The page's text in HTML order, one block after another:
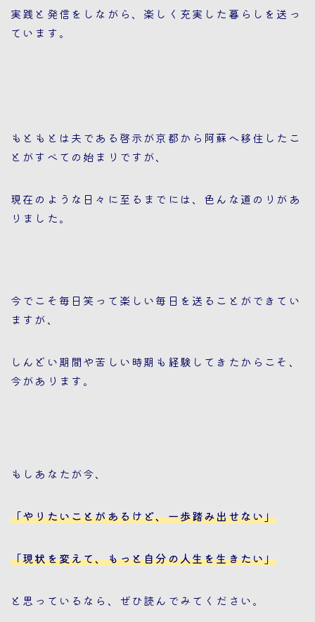
実践と発信をしながら、楽しく充実した暮らしを送っ
ています。
もともとは夫である啓示が京都から阿蘇へ移住したこ
とがすべての始まりですが、
現在のような日々に至るまでには、色んな道のりがあ
りました。
今でこそ毎日笑って楽しい毎日を送ることができてい
ますが、
しんどい期間や苦しい時期も経験してきたからこそ、
今があります。
もしあなたが今、
「やりたいことがあるけど、一歩踏み出せない」
「現状を変えて、もっと自分の人生を生きたい」
と思っているなら、ぜひ読んでみてください。